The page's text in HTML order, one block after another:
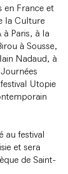
en France et
la Culture
à Paris, à la
à Sousse,
Nadaud, à
Utopie
au festival
et sera
de Saint-